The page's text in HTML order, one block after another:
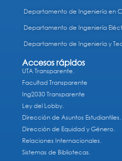
Departamento de Ingeniería en
Departamento de Ingeniería
Departamento de Ingeniería y
Accesos rápidos
UTA Transparente.
Facultad Transparente
Ing2030 Transparente
Ley del Lobby.
Dirección de Asuntos Estudiantiles.
Dirección de Equidad y Género.
Relaciones Internacionales.
Sistemas de Bibliotecas.